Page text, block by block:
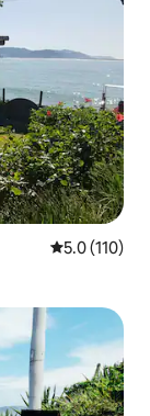
レビュー110
5.0 (110)